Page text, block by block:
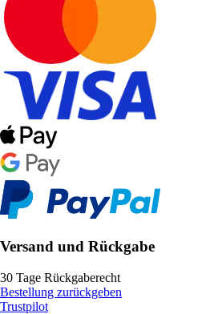
Versand und Rückgabe
30 Tage Rückgaberecht
Bestellung zurückgeben
Trustpilot